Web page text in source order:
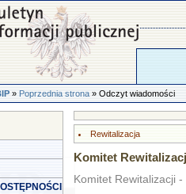
»Poprzednia strona» Odczyt wiadomości
Rewitalizacja
Komitet
Komitet Rewitalizacji